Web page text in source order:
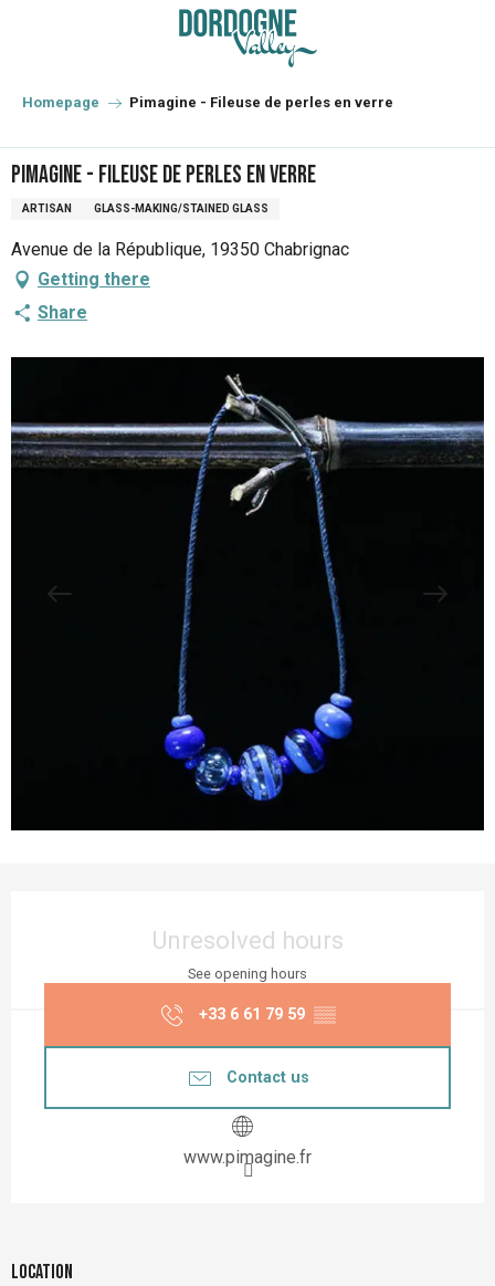
principal
Homepage Pimagine - Fileuse de perles en verre
Pimagine - Fileuse de perles en verre
ARTISAN GLASS-MAKING/STAINED GLASS
Avenue de la République, 19350 Chabrignac
Getting there
Share
Unresolved hours
See opening hours
+33 6 61 79 59 ▒▒
Contact us
www.pimagine.fr
Location